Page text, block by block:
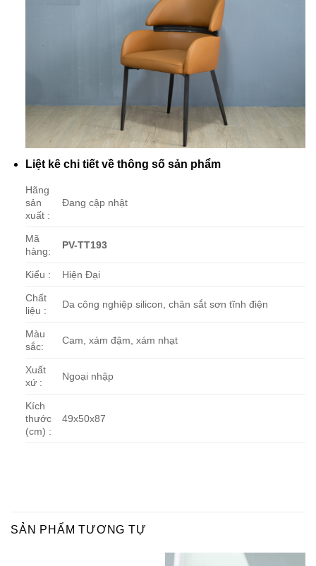
Liệt kê chi tiết về thông số sản phẩm
Hãng
sản
xuất :
Đang cập nhật
Mã
hàng:
PV-TT193
Kiểu : Hiện Đại
Chất
liệu :
Da công nghiệp silicon, chân sắt sơn tĩnh điện
Màu
sắc:
Cam, xám đậm, xám nhạt
Xuất
xứ :
Ngoại nhập
Kích
thước
(cm) :
49x50x87
SẢN PHẨM TƯƠNG TỰ